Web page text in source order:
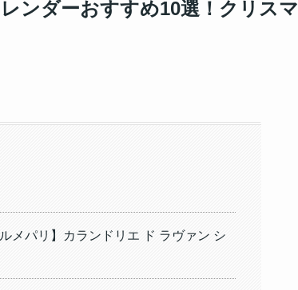
ンダーおすすめ10選！クリスマ
メパリ】カランドリエ ド ラヴァン シ